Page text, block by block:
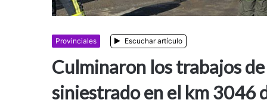
Provinciales Escuchar artículo
Culminaron los trabajos
siniestrado en el km 3046